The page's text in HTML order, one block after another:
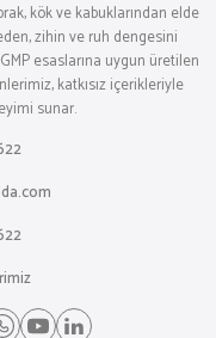
kök ve kabuklarından elde
zihin ve ruh dengesini
esaslarına uygun üretilen
katkısız içerikleriyle
sunar.